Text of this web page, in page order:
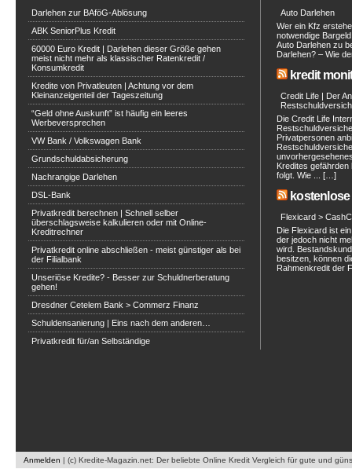
Darlehen zur BAföG-Ablösung
ABK SeniorPlus Kredit
60000 Euro Kredit | Darlehen dieser Größe gehen
meist nicht mehr als klassischer Ratenkredit /
Konsumkredit
Kredite von Privatleuten | Achtung vor dem
Kleinanzeigenteil der Tageszeitung
“Geld ohne Auskunft” ist häufig ein leeres
Werbeversprechen
VW Bank / Volkswagen Bank
Grundschuldabsicherung
Nachrangige Darlehen
DSL-Bank
Privatkredit berechnen | Schnell selber
überschlagsweise kalkulieren oder mit Online-
Kreditrechner
Privatkredit online abschließen - meist günstiger als bei
der Filialbank
Unseriöse Kredite? - Besser zur Schuldnerberatung
gehen!
Dresdner Cetelem Bank > Commerz Finanz
Schuldensanierung | Eins nach dem anderen…
Privatkredit für/an Selbständige
Auto Darlehen
Wer ein Kfz
notwendige
Auto Darlehen zu
Darlehen? – Wie
kredit
Credit Life | Der
Die Credit Life
Privatpersonen
Kredites gefährden
folgt. Wie ... […]
Flexicard >
Die Flexicard ist
der jedoch nicht
wird.
besitzen, können
Rahmenkredit der
Anmelden | (c) Kredite-Magazin.net: Der beliebte Online Kredit Vergleich für gute und